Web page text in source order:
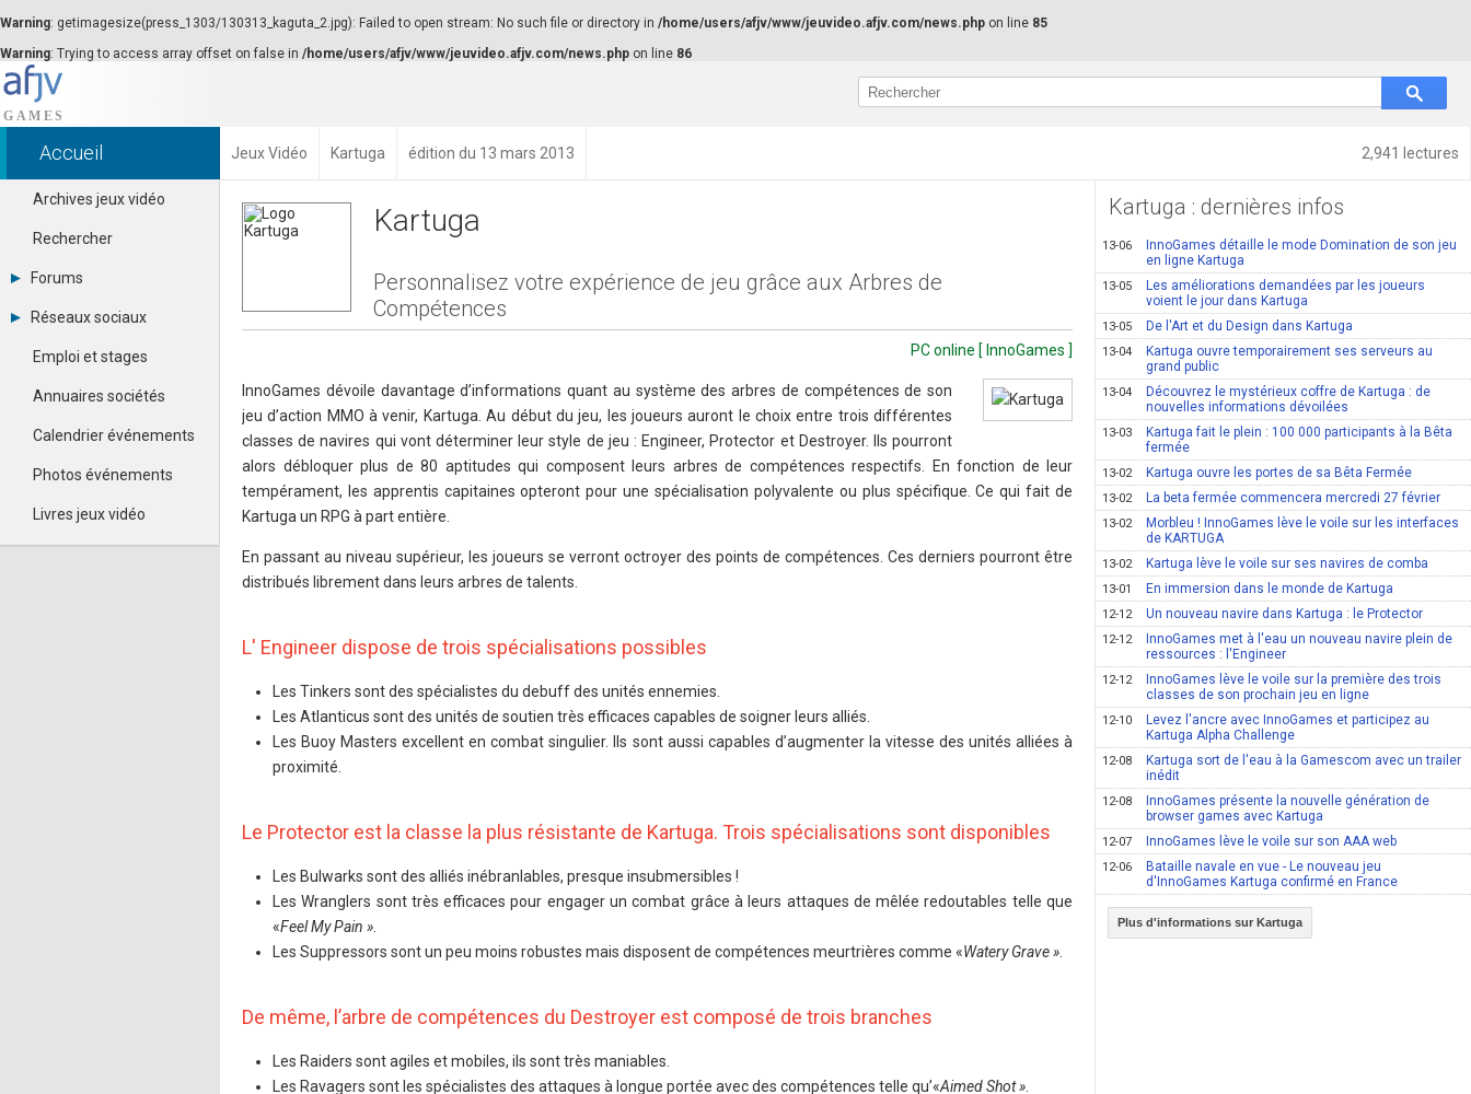
Warning: getimagesize(press_1303/130313_kaguta_2.jpg): Failed to open stream: No such file or directory in /home/users/afjv/www/jeuvideo.afjv.com/news.php on line 85
Warning: Trying to access array offset on false in /home/users/afjv/www/jeuvideo.afjv.com/news.php on line 86
2,941 lectures
Accueil Jeux Vidéo Kartuga édition du 13 mars 2013
Archives jeux vidéo
Rechercher
Forums
Tous les forums
Se connecter
Contacter un modérateur
Réseaux sociaux
Dailymotion
Facebook
Google+
Pinterest
Youtube
Emploi et stages
Annuaires sociétés
Calendrier événements
Photos événements
Livres jeux vidéo
Kartuga
Personnalisez votre expérience de jeu grâce aux Arbres de
Compétences
PC online [ InnoGames ]
InnoGames dévoile davantage d’informations quant au système des arbres de compétences de son
jeu d’action MMO à venir, Kartuga. Au début du jeu, les joueurs auront le choix entre trois différentes
classes de navires qui vont déterminer leur style de jeu : Engineer, Protector et Destroyer. Ils pourront
alors débloquer plus de 80 aptitudes qui composent leurs arbres de compétences respectifs. En fonction de leur
tempérament, les apprentis capitaines opteront pour une spécialisation polyvalente ou plus spécifique. Ce qui fait de
Kartuga un RPG à part entière.
En passant au niveau supérieur, les joueurs se verront octroyer des points de compétences. Ces derniers pourront être
distribués librement dans leurs arbres de talents.
L' Engineer dispose de trois spécialisations possibles
Les Tinkers sont des spécialistes du debuff des unités ennemies.
Les Atlanticus sont des unités de soutien très efficaces capables de soigner leurs alliés.
Les Buoy Masters excellent en combat singulier. Ils sont aussi capables d’augmenter la vitesse des unités alliées à
proximité.
Le Protector est la classe la plus résistante de Kartuga. Trois spécialisations sont disponibles
Les Bulwarks sont des alliés inébranlables, presque insubmersibles !
Les Wranglers sont très efficaces pour engager un combat grâce à leurs attaques de mêlée redoutables telle que
«Feel My Pain »
Les Suppressors sont un peu moins robustes mais disposent de compétences meurtrières comme «Watery Grave »
De même, l’arbre de compétences du Destroyer est composé de trois branches
Les Raiders sont agiles et mobiles, ils sont très maniables.
Les Ravagers sont les spécialistes des attaques à longue portée avec des compétences telle qu’«Aimed Shot »
Kartuga : dernières infos
13-06
InnoGames détaille le mode Domination de son jeu
en ligne Kartuga
13-05
Les améliorations demandées par les joueurs
voient le jour dans Kartuga
13-05 De l'Art et du Design dans Kartuga
13-04
Kartuga ouvre temporairement ses serveurs au
grand public
13-04
Découvrez le mystérieux coffre de Kartuga : de
nouvelles informations dévoilées
13-03
Kartuga fait le plein : 100 000 participants à la Bêta
fermée
13-02 Kartuga ouvre les portes de sa Bêta Fermée
13-02 La beta fermée commencera mercredi 27 février
13-02
Morbleu ! InnoGames lève le voile sur les interfaces
de KARTUGA
13-02 Kartuga lève le voile sur ses navires de comba
13-01 En immersion dans le monde de Kartuga
12-12 Un nouveau navire dans Kartuga : le Protector
12-12
InnoGames met à l'eau un nouveau navire plein de
ressources : l'Engineer
12-12
InnoGames lève le voile sur la première des trois
classes de son prochain jeu en ligne
12-10
Levez l'ancre avec InnoGames et participez au
Kartuga Alpha Challenge
12-08
Kartuga sort de l'eau à la Gamescom avec un trailer
inédit
12-08
InnoGames présente la nouvelle génération de
browser games avec Kartuga
12-07 InnoGames lève le voile sur son AAA web
12-06
Bataille navale en vue - Le nouveau jeu
d'InnoGames Kartuga confirmé en France
Plus d'informations sur Kartuga